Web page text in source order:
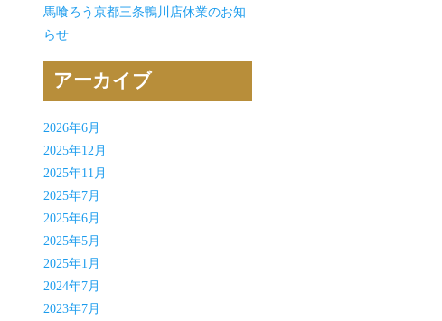
馬喰ろう京都三条鴨川店休業のお知
らせ
アーカイブ
2026年6月
2025年12月
2025年11月
2025年7月
2025年6月
2025年5月
2025年1月
2024年7月
2023年7月